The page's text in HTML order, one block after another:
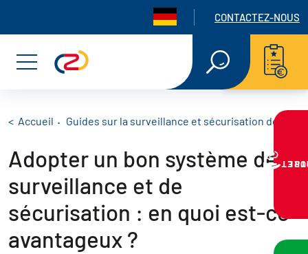
au
au
principal
au
de
page
Navigation
CONTACTEZ-NOUS
Menu
TEXTE
Fil d'Ariane
Accueil Guides sur la surveillance et sécurisation de
Adopter un bon système de
surveillance et de
sécurisation : en quoi est-ce
avantageux ?
VOTRE
Panneau de gestion des cookies